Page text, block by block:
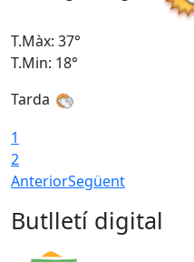
T.Màx: 37°
T.Min: 18°
Tarda
1
2
AnteriorSegüent
Butlletí digital